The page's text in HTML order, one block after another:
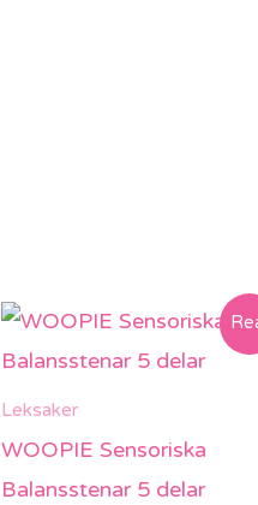
Leksaker
WOOPIE Sensoriska
Balansstenar 5 delar